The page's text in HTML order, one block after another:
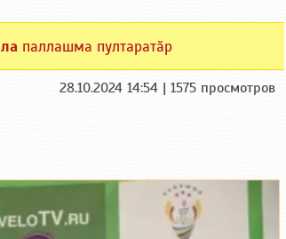
паллашма пултаратӑр
28.10.2024 14:54 | 1575 просмотров